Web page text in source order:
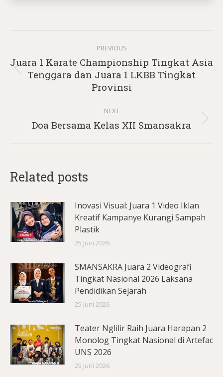
navigation
PREVIOUS
Previous
post:
Juara 1 Karate Championship Tingkat Asia
Tenggara dan Juara 1 LKBB Tingkat
Provinsi
NEXT
Next
Doa Bersama Kelas XII Smansakra
Related posts
Inovasi Visual: Juara 1 Video Iklan
Kreatif Kampanye Kurangi Sampah
Plastik
25 Juni 2026
SMANSAKRA Juara 2 Videografi
Tingkat Nasional 2026 Laksana
Pendidikan Sejarah
25 Juni 2026
Teater Nglilir Raih Juara Harapan 2
Monolog Tingkat Nasional di Artefac
UNS 2026
25 Juni 2026